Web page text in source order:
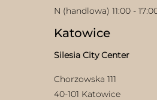
N (handlowa) 11:00 -
Katowice
Silesia City Center
Chorzowska 111
40-101 Katowice